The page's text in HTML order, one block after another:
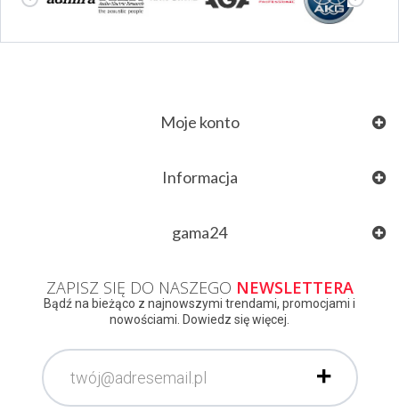
Moje konto
Informacja
gama24
ZAPISZ SIĘ DO NASZEGO NEWSLETTERA
Bądź na bieżąco z najnowszymi trendami, promocjami i
nowościami. Dowiedz się więcej.